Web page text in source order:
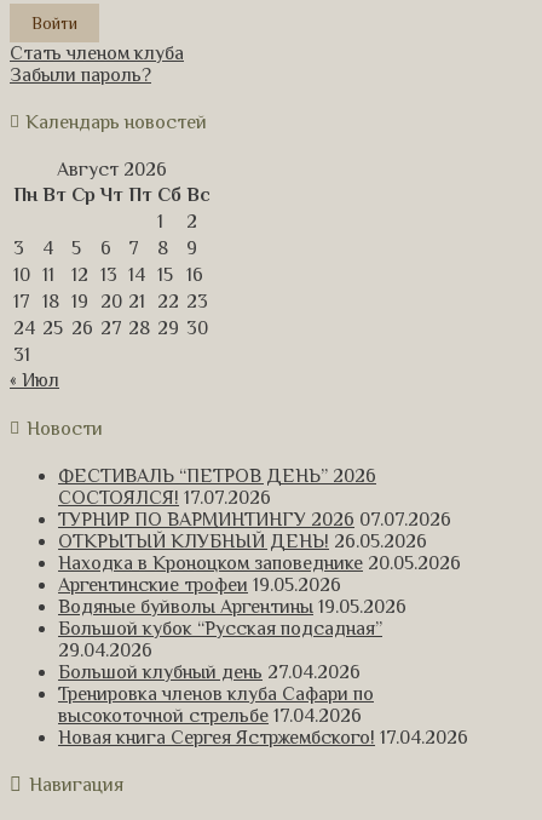
Стать членом клуба
Забыли пароль?
Календарь новостей
Август 2026
Пн Вт Ср Чт Пт Сб Вс
1
2
3
4 5 6 7 8
9
10 11 12 13 14 15
16
17
18 19 20 21 22 23
24 25 26 27 28 29 30
31
« Июл
Новости
ФЕСТИВАЛЬ “ПЕТРОВ ДЕНЬ” 2026
СОСТОЯЛСЯ! 17.07.2026
ТУРНИР ПО ВАРМИНТИНГУ 2026 07.07.2026
ОТКРЫТЫЙ КЛУБНЫЙ ДЕНЬ! 26.05.2026
Находка в Кроноцком заповеднике 20.05.2026
Аргентинские трофеи 19.05.2026
Водяные буйволы Аргентины 19.05.2026
Большой кубок “Русская подсадная”
29.04.2026
Большой клубный день 27.04.2026
Тренировка членов клуба Сафари по
высокоточной стрельбе 17.04.2026
Новая книга Сергея Ястржембского! 17.04.2026
Навигация